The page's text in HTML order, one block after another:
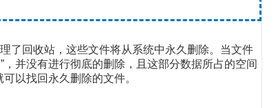
了回收站，这些文件将从系统中永久删除。当文件
并没有进行彻底的删除，且这部分数据所占的空间
以找回永久删除的文件。